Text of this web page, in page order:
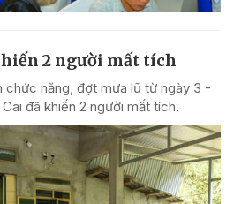
2 người mất tích
chức năng, đợt mưa lũ từ ngày 3 -
đã khiến 2 người mất tích.